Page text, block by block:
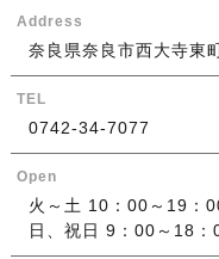
Address
奈良県奈良市西大寺東
TEL
0742-34-7077
Open
火～土 10：00～19：
日、祝日 9：00～18：